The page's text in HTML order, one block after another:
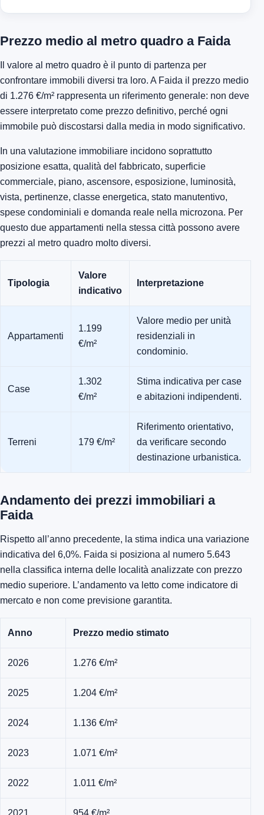
Prezzo medio al metro quadro a Faida
Il valore al metro quadro è il punto di partenza per
confrontare immobili diversi tra loro. A Faida il prezzo medio
di 1.276 €/m² rappresenta un riferimento generale: non deve
essere interpretato come prezzo definitivo, perché ogni
immobile può discostarsi dalla media in modo significativo.
In una valutazione immobiliare incidono soprattutto
posizione esatta, qualità del fabbricato, superficie
commerciale, piano, ascensore, esposizione, luminosità,
vista, pertinenze, classe energetica, stato manutentivo,
spese condominiali e domanda reale nella microzona. Per
questo due appartamenti nella stessa città possono avere
prezzi al metro quadro molto diversi.
Tipologia
Valore
indicativo
Interpretazione
Appartamenti
1.199
€/m²
Valore medio per unità
residenziali in
condominio.
Case
1.302
€/m²
Stima indicativa per case
e abitazioni indipendenti.
Terreni 179 €/m²
Riferimento orientativo,
da verificare secondo
destinazione urbanistica.
Andamento dei prezzi immobiliari a
Faida
Rispetto all’anno precedente, la stima indica una variazione
indicativa del 6,0%. Faida si posiziona al numero 5.643
nella classifica interna delle località analizzate con prezzo
medio superiore. L’andamento va letto come indicatore di
mercato e non come previsione garantita.
Anno Prezzo medio stimato
2026 1.276 €/m²
2025 1.204 €/m²
2024 1.136 €/m²
2023 1.071 €/m²
2022 1.011 €/m²